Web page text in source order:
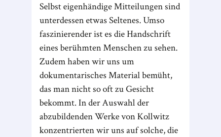
Selbst eigenhändige Mitteilungen sind
unterdessen etwas Seltenes. Umso
faszinierender ist es die Handschrift
eines berühmten Menschen zu sehen.
Zudem haben wir uns um
dokumentarisches Material bemüht,
das man nicht so oft zu Gesicht
bekommt. In der Auswahl der
abzubildenden Werke von Kollwitz
konzentrierten wir uns auf solche, die